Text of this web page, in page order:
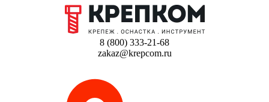
8 (800) 333-21-68
zakaz@krepcom.ru